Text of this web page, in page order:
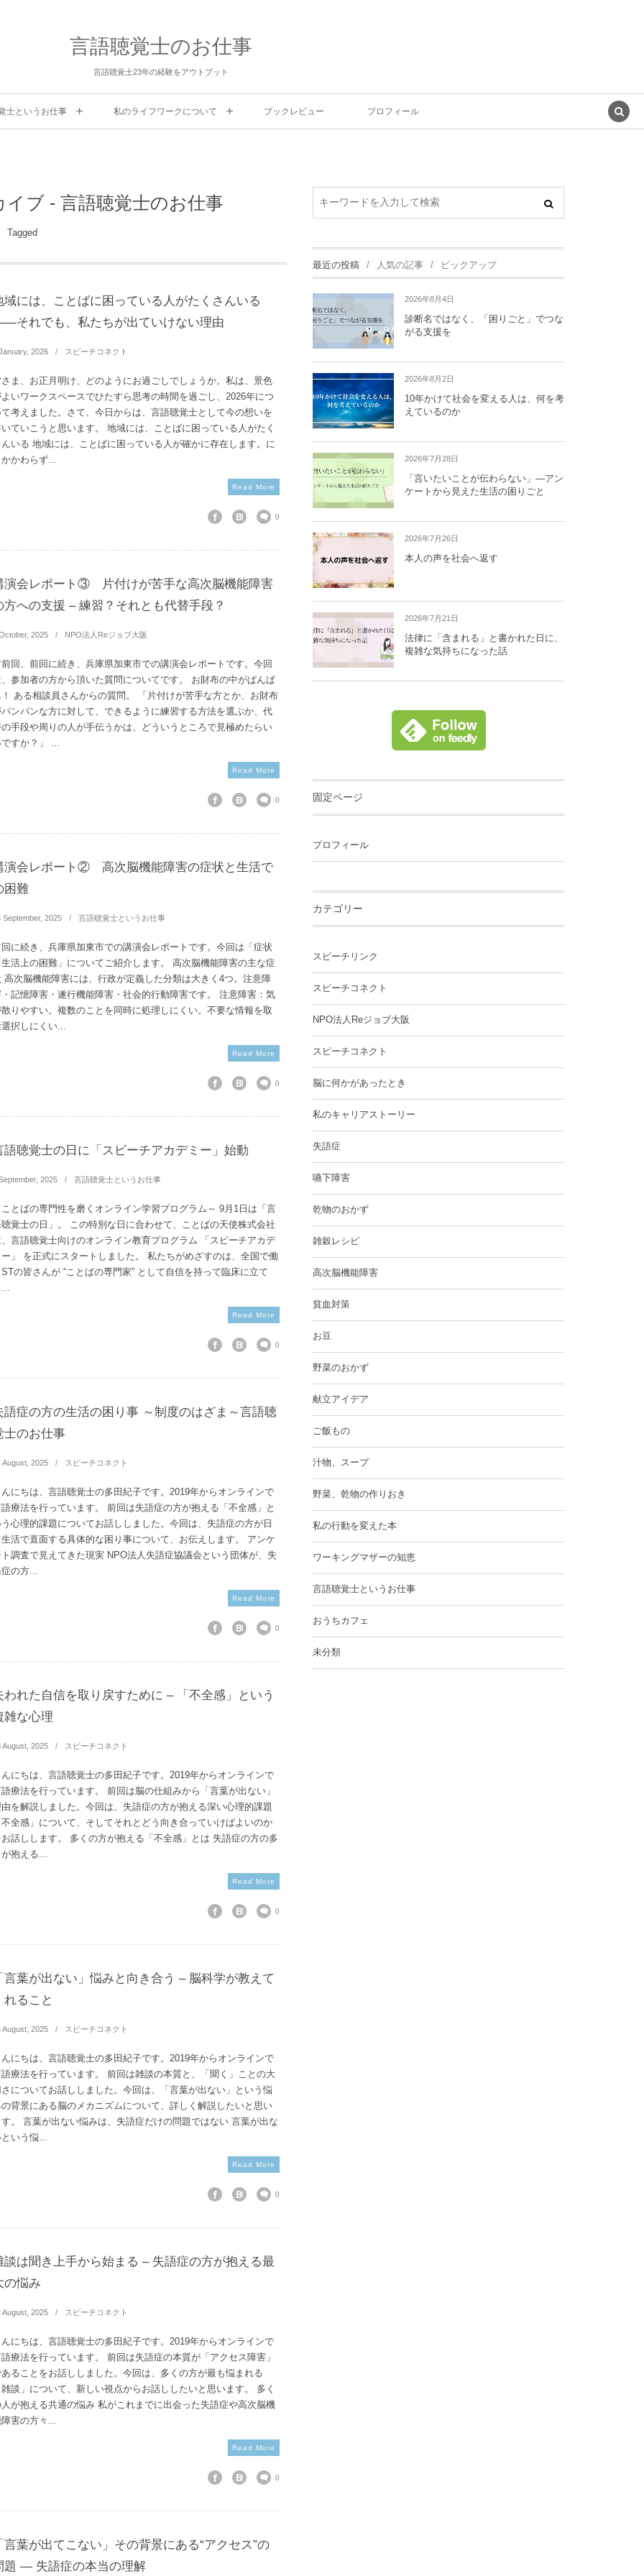
言語聴覚士のお仕事
言語聴覚士23年の経験をアウトプット
士というお仕事 私のライフワークについて ブックレビュー プロフィール
ブ - 言語聴覚士のお仕事
Tagged
域には、ことばに困っている人がたくさんいる
それでも、私たちが出ていけない理由
, 2026 スピーチコネクト
ま、お正月明け、どのようにお過ごしでしょうか。私は、景色
いワークスペースでひたすら思考の時間を過ごし、2026年につ
考えました。さて、今日からは、言語聴覚士として今の想いを
ていこうと思います。 地域には、ことばに困っている人がたく
いる 地域には、ことばに困っている人が確かに存在します。に
かわらず...
Read More
0
演会レポート③ 片付けが苦手な高次脳機能障害
方への支援 – 練習？それとも代替手段？
, 2025 NPO法人Reジョブ大阪
回、前回に続き、兵庫県加東市での講演会レポートです。今回
参加者の方から頂いた質問についてです。 お財布の中がぱんぱ
ある相談員さんからの質問。 「片付けが苦手な方とか、お財布
ンパンな方に対して、できるように練習する方法を選ぶか、代
手段や周りの人が手伝うかは、どういうところで見極めたらい
すか？」 ...
Read More
0
演会レポート② 高次脳機能障害の症状と生活で
困難
September, 2025 言語聴覚士というお仕事
に続き、兵庫県加東市での講演会レポートです。今回は「症状
活上の困難」についてご紹介します。 高次脳機能障害の主な症
高次脳機能障害には、行政が定義した分類は大きく4つ。注意障
記憶障害・遂行機能障害・社会的行動障害です。 注意障害：気
りやすい。複数のことを同時に処理しにくい。不要な情報を取
択しにくい...
Read More
0
語聴覚士の日に「スピーチアカデミー」始動
, 2025 言語聴覚士というお仕事
とばの専門性を磨くオンライン学習プログラム～ 9月1日は「言
覚士の日」。 この特別な日に合わせて、ことばの天使株式会社
言語聴覚士向けのオンライン教育プログラム 「スピーチアカデ
」 を正式にスタートしました。 私たちがめざすのは、全国で働
の皆さんが “ことばの専門家” として自信を持って臨床に立て
...
Read More
0
語症の方の生活の困り事 ～制度のはざま～言語聴
士のお仕事
August 2025 スピーチコネクト
にちは、言語聴覚士の多田紀子です。2019年からオンラインで
療法を行っています。 前回は失語症の方が抱える「不全感」と
心理的課題についてお話ししました。今回は、失語症の方が日
活で直面する具体的な困り事について、お伝えします。 アンケ
調査で見えてきた現実 NPO法人失語症協議会という団体が、失
の方...
Read More
0
われた自信を取り戻すために – 「不全感」という
雑な心理
August 2025 スピーチコネクト
にちは、言語聴覚士の多田紀子です。2019年からオンラインで
療法を行っています。 前回は脳の仕組みから「言葉が出ない」
を解説しました。今回は、失語症の方が抱える深い心理的課題
全感」について、そしてそれとどう向き合っていけばよいのか
話しします。 多くの方が抱える「不全感」とは 失語症の方の多
抱える...
Read More
0
言葉が出ない」悩みと向き合う – 脳科学が教えて
れること
August 2025 スピーチコネクト
にちは、言語聴覚士の多田紀子です。2019年からオンラインで
療法を行っています。 前回は雑談の本質と、「聞く」ことの大
についてお話ししました。今回は、「言葉が出ない」という悩
背景にある脳のメカニズムについて、詳しく解説したいと思い
。 言葉が出ない悩みは、失語症だけの問題ではない 言葉が出な
いう悩...
Read More
0
談は聞き上手から始まる – 失語症の方が抱える最
の悩み
August 2025 スピーチコネクト
にちは、言語聴覚士の多田紀子です。2019年からオンラインで
療法を行っています。 前回は失語症の本質が「アクセス障害」
ることをお話ししました。今回は、多くの方が最も悩まれる
談」について、新しい視点からお話ししたいと思います。 多く
が抱える共通の悩み 私がこれまでに出会った失語症や高次脳機
害の方々...
Read More
0
言葉が出てこない」その背景にある“アクセス”の
題 ― 失語症の本当の理解
最近の投稿 人気の記事 ピックアップ
2026年8月4日
診断名ではなく、「困りごと」でつな
がる支援を
2026年8月2日
10年かけて社会を変える人は、何を考
えているのか
2026年7月28日
「言いたいことが伝わらない」―アン
ケートから見えた生活の困りごと
2026年7月26日
本人の声を社会へ返す
2026年7月21日
法律に「含まれる」と書かれた日に、
複雑な気持ちになった話
固定ページ
プロフィール
カテゴリー
スピーチリンク
スピーチコネクト
NPO法人Reジョブ大阪
スピーチコネクト
脳に何かがあったとき
私のキャリアストーリー
失語症
嚥下障害
乾物のおかず
雑穀レシピ
高次脳機能障害
貧血対策
お豆
野菜のおかず
献立アイデア
ご飯もの
汁物、スープ
野菜、乾物の作りおき
私の行動を変えた本
ワーキングマザーの知恵
言語聴覚士というお仕事
おうちカフェ
未分類